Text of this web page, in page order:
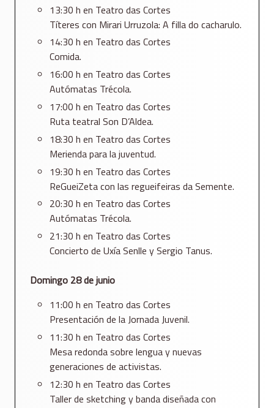
13:30 h en Teatro das Cortes
Títeres con Mirari Urruzola: A filla do cacharulo.
14:30 h en Teatro das Cortes
Comida.
16:00 h en Teatro das Cortes
Autómatas Trécola.
17:00 h en Teatro das Cortes
Ruta teatral Son D’Aldea.
18:30 h en Teatro das Cortes
Merienda para la juventud.
19:30 h en Teatro das Cortes
ReGueiZeta con las regueifeiras da Semente.
20:30 h en Teatro das Cortes
Autómatas Trécola.
21:30 h en Teatro das Cortes
Concierto de Uxía Senlle y Sergio Tanus.
Domingo 28 de junio
11:00 h en Teatro das Cortes
Presentación de la Jornada Juvenil.
11:30 h en Teatro das Cortes
Mesa redonda sobre lengua y nuevas
generaciones de activistas.
12:30 h en Teatro das Cortes
Taller de sketching y banda diseñada con